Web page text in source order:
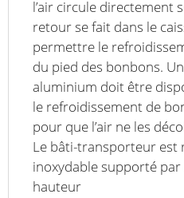
l’air circule directement
retour se fait dans le
permettre le
du pied des bonbons.
aluminium doit être
le refroidissement de
pour que l’air ne les
Le bâti-transporteur est
inoxydable supporté
hauteur